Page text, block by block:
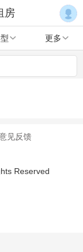
房
更多
见反馈
Reserved